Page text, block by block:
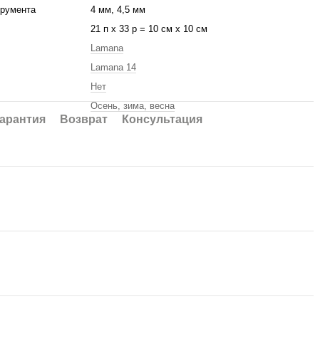
4 мм, 4,5 мм
21 п х 33 р = 10 см х 10 см
Lamana
Lamana 14
Нет
Осень, зима, весна
Возврат Консультация